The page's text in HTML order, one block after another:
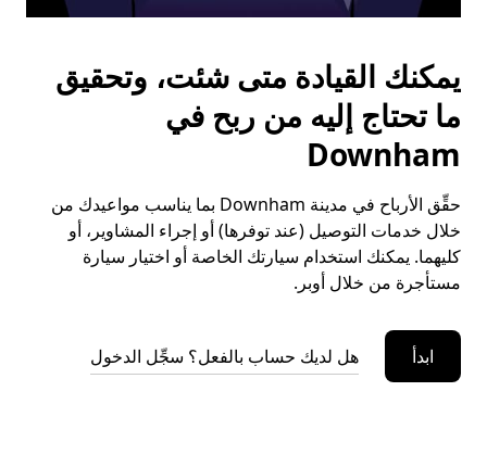
يمكنك القيادة متى شئت، وتحقيق
ما تحتاج إليه من ربح في
Downham
حقِّق الأرباح في مدينة Downham بما يناسب مواعيدك من
خلال خدمات التوصيل (عند توفرها) أو إجراء المشاوير، أو
كليهما. يمكنك استخدام سيارتك الخاصة أو اختيار سيارة
مستأجرة من خلال أوبر.
ابدأ هل لديك حساب بالفعل؟ سجِّل الدخول